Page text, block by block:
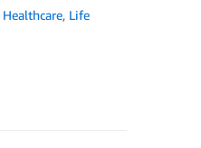
Healthcare, Life